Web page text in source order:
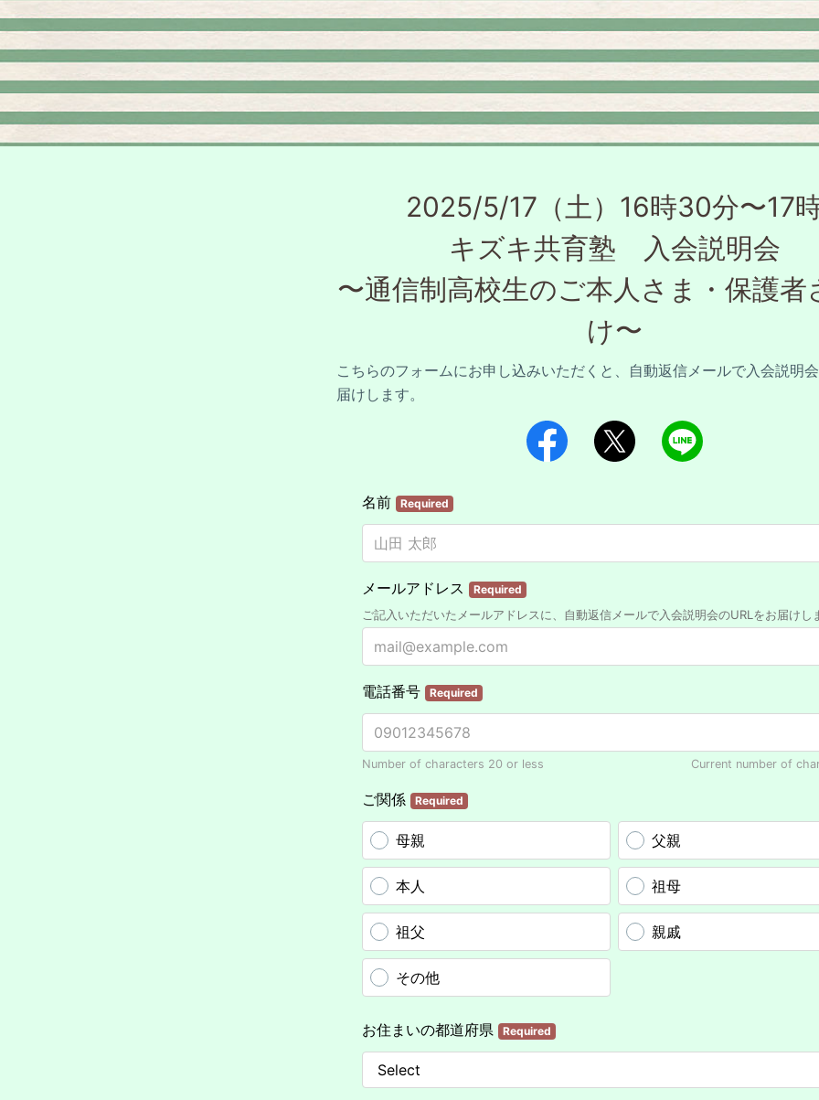
2025/5/17（土）16時30分〜17
キズキ共育塾　入会説明会
〜通信制高校生のご本人さま・保護者
け〜
こちらのフォームにお申し込みいただくと、自動返信メールで入会説明
届けします。
名前 Required
メールアドレス Required
ご記入いただいたメールアドレスに、自動返信メールで入会説明会のURLをお届けし
電話番号 Required
Number of characters 20 or less Current number of
ご関係 Required
母親 父親
本人 祖母
祖父 親戚
その他
お住まいの都道府県 Required